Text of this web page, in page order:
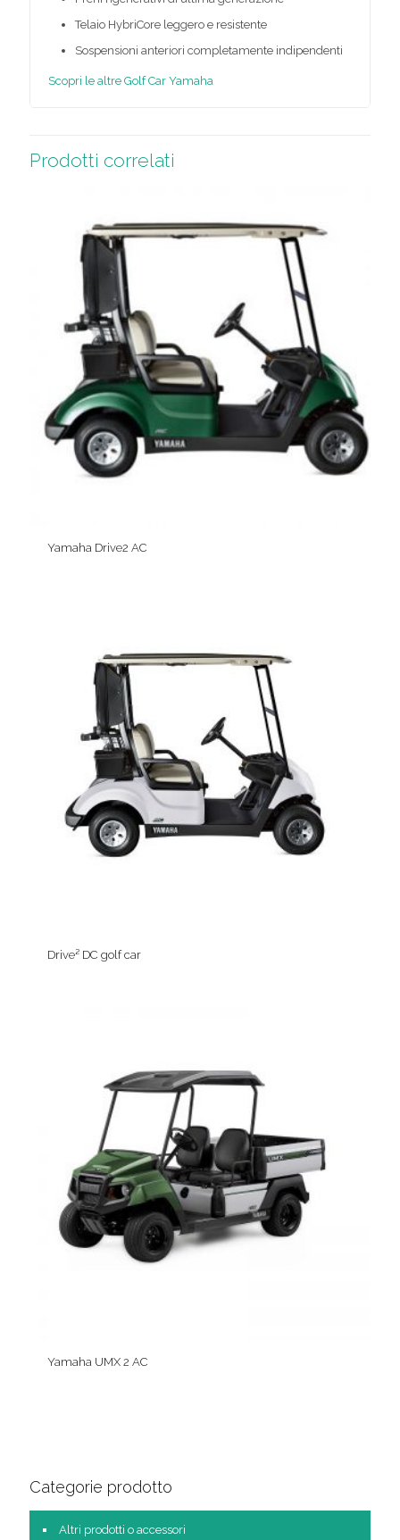
Telaio HybriCore leggero e resistente
Sospensioni anteriori completamente indipendenti
Scopri le altre Golf Car Yamaha
Prodotti correlati
Yamaha Drive2 AC
Drive² DC golf car
Yamaha UMX 2 AC
Categorie prodotto
Altri prodotti o accessori